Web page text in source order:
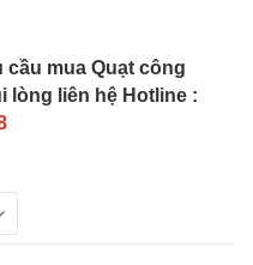
mua Quạt công
lòng liên hệ Hotline :